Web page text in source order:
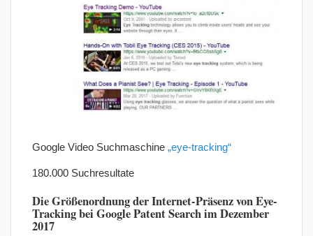
Google Video Suchmaschine „eye-tracking“
180.000 Suchresultate
Die Größenordnung der Internet-Präsenz von Eye-
Tracking bei Google Patent Search im Dezember
2017